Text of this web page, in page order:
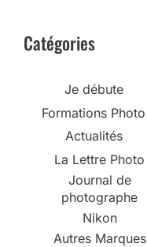
Catégories
Je débute
Formations Photo
Actualités
La Lettre Photo
Journal de
photographe
Nikon
Autres Marques